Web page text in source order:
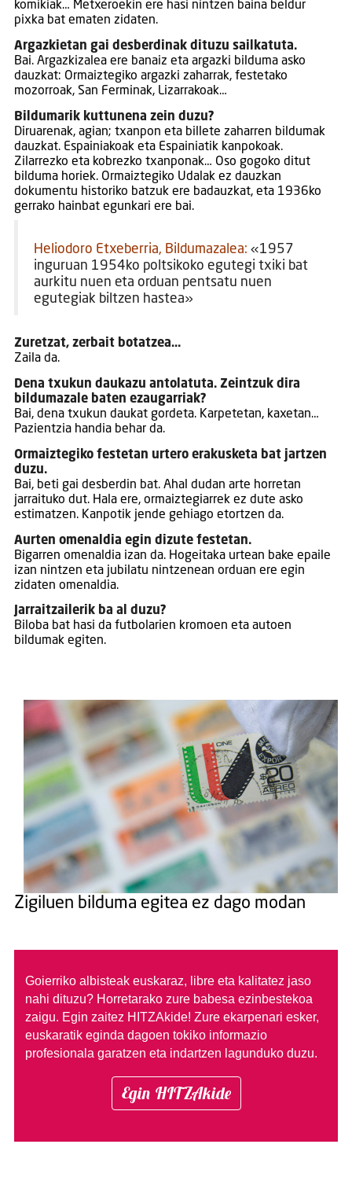
komikiak… Metxeroekin ere hasi nintzen baina beldur
pixka bat ematen zidaten.
Argazkietan gai desberdinak dituzu sailkatuta.
Bai. Argazkizalea ere banaiz eta argazki bilduma asko
dauzkat: Ormaiztegiko argazki zaharrak, festetako
mozorroak, San Ferminak, Lizarrakoak…
Bildumarik kuttunena zein duzu?
Diruarenak, agian; txanpon eta billete zaharren bildumak
dauzkat. Espainiakoak eta Espainiatik kanpokoak.
Zilarrezko eta kobrezko txanponak… Oso gogoko ditut
bilduma horiek. Ormaiztegiko Udalak ez dauzkan
dokumentu historiko batzuk ere badauzkat, eta 1936ko
gerrako hainbat egunkari ere bai.
Heliodoro Etxeberria, Bildumazalea: «1957
inguruan 1954ko poltsikoko egutegi txiki bat
aurkitu nuen eta orduan pentsatu nuen
egutegiak biltzen hastea»
Zuretzat, zerbait botatzea…
Zaila da.
Dena txukun daukazu antolatuta. Zeintzuk dira
bildumazale baten ezaugarriak?
Bai, dena txukun daukat gordeta. Karpetetan, kaxetan…
Pazientzia handia behar da.
Ormaiztegiko festetan urtero erakusketa bat jartzen
duzu.
Bai, beti gai desberdin bat. Ahal dudan arte horretan
jarraituko dut. Hala ere, ormaiztegiarrek ez dute asko
estimatzen. Kanpotik jende gehiago etortzen da.
Aurten omenaldia egin dizute festetan.
Bigarren omenaldia izan da. Hogeitaka urtean bake epaile
izan nintzen eta jubilatu nintzenean orduan ere egin
zidaten omenaldia.
Jarraitzailerik ba al duzu?
Biloba bat hasi da futbolarien kromoen eta autoen
bildumak egiten.
Zigiluen bilduma egitea ez dago modan
Goierriko albisteak euskaraz, libre eta kalitatez jaso
nahi dituzu? Horretarako zure babesa ezinbestekoa
zaigu. Egin zaitez HITZAkide! Zure ekarpenari esker,
euskaratik eginda dagoen tokiko informazio
profesionala garatzen eta indartzen lagunduko duzu.
Egin HITZAkide